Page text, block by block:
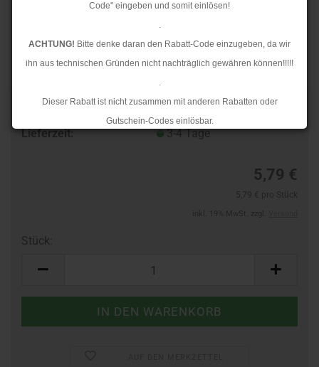
Code" eingeben und somit einlösen!
.
ACHTUNG! Bitte denke daran den Rabatt-Code einzugeben, da wir
ihn aus technischen Gründen nicht nachträglich gewähren können!!!!!
.
Dieser Rabatt ist nicht zusammen mit anderen Rabatten oder
Gutschein-Codes einlösbar.
.
Rückstaus kann es jedoch zu längeren Lieferzeiten kommen.
Lieferzeit:
3-4 Tage
5,79 €
Stück: